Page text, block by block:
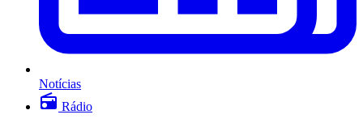
Notícias
Rádio